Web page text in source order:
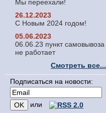
Мы переехали!
26.12.2023
С Новым 2024 годом!
05.06.2023
06.06.23 пункт самовывоза
не работает
Смотреть все...
Подписаться на новости:
или